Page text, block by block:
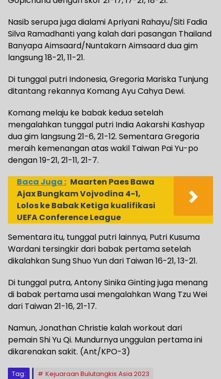
Nasib serupa juga dialami Apriyani Rahayu/Siti Fadia
Silva Ramadhanti yang kalah dari pasangan Thailand
Banyapa Aimsaard/Nuntakarn Aimsaard dua gim
langsung 18-21, 11-21.
Di tunggal putri Indonesia, Gregoria Mariska Tunjung
ditantang rekannya Komang Ayu Cahya Dewi.
Komang melaju ke babak kedua setelah
mengalahkan tunggal putri India Aakarshi Kashyap
dua gim langsung 21-6, 21-12. Sementara Gregoria
meraih kemenangan atas wakil Taiwan Pai Yu-po
dengan 19-21, 21-11, 21-7.
Baca Juga : Maarten Paes Bawa
Ajax Bungkam Vojvodina 4-1,
Lolos ke Babak Ketiga kualifikasi
UEFA Conference League
Sementara itu, tunggal putri lainnya, Putri Kusuma
Wardani tersingkir dari babak pertama setelah
dikalahkan Sung Shuo Yun dari Taiwan 16-21, 13-21.
Di tunggal putra, Antony Sinika Ginting juga menang
di babak pertama usai mengalahkan Wang Tzu Wei
dari Taiwan 21-16, 21-17.
Namun, Jonathan Christie kalah workout dari
pemain Shi Yu Qi. Mundurnya unggulan pertama ini
dikarenakan sakit. (Ant/KPO-3)
Tag: Kejuaraan Bulutangkis Asia 2023